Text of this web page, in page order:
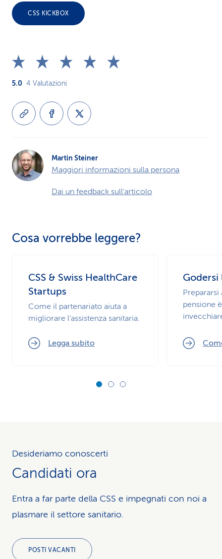
CSS KICKBOX
5.0 4 Valutazioni
Martin Steiner
Maggiori informazioni sulla persona
Dai un feedback sull'articolo
Cosa vorrebbe leggere?
CSS & Swiss HealthCare
Startups
Come il partenariato aiuta a
migliorare l’assistenza sanitaria.
Legga subito
Godersi
Prepararsi
pensione
Desideriamo conoscerti
Candidati ora
Entra a far parte della CSS e impegnati con noi a
plasmare il settore sanitario.
POSTI VACANTI